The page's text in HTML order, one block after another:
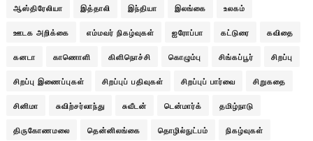
ஆஸ்திரேலியா இத்தாலி இந்தியா இலங்கை உலகம்
ஊடக அறிக்கை எம்மவர் நிகழ்வுகள் ஐரோப்பா கட்டுரை கவிதை
கனடா காணொளி கிளிநொச்சி கொழும்பு சிங்கப்பூர் சிறப்பு
சிறப்பு இணைப்புகள் சிறப்புப் பதிவுகள் சிறப்புப் பார்வை சிறுகதை
சினிமா சுவிற்சர்லாந்து சுவீடன் டென்மார்க் தமிழ்நாடு
திருகோணமலை தென்னிலங்கை தொழில்நுட்பம் நிகழ்வுகள்